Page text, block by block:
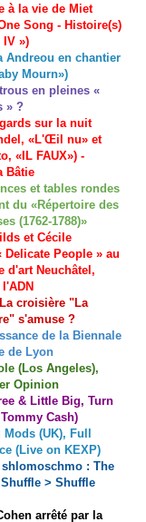
à la vie de Miet
Song - Histoire(s)
IV »)
Andreou en chantier
Mourn»)
en pleines «
» ?
sur la nuit
«L'Œil nu» et
«IL FAUX») -
Bâtie
et tables rondes
du «Répertoire des
(1762-1788)»
et Cécile
Delicate People » au
d'art Neuchâtel,
croisière "La
s'amuse ?
de la Biennale
de Lyon
(Los Angeles),
Opinion
& Little Big, Turn
Cash)
Mods (UK), Full
(Live on KEXP)
shlomoschmo : The
> Shuffle
arrêté par la